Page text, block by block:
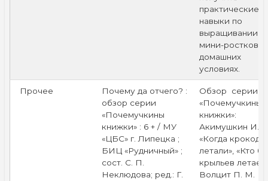
практические
навыки по
выращивании
мини-ростков в
домашних
условиях.
Прочее
Почему да отчего? :
обзор серии
«Почемучкины
книжки» : 6 + / МУ
«ЦБС» г. Липецка ;
БИЦ «Рудничный» ;
сост. С. П.
Неклюдова; ред.: Г.
Обзор серии
«Почемучкины
книжки»:
Акимушкин И.
«Когда
летали», «Кто
крыльев
Волцит П. М.